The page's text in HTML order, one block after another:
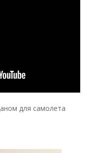
для самолета